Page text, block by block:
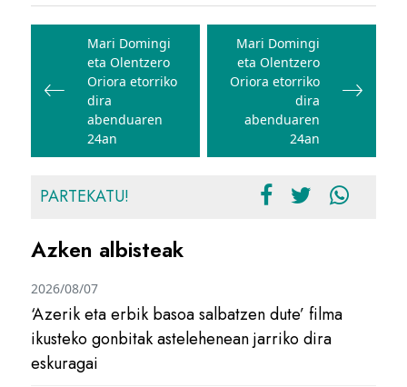
Bidalketetan
zehar
nabigatu
Mari Domingi
eta Olentzero
Oriora etorriko
dira
abenduaren
24an
Mari Domingi
eta Olentzero
Oriora etorriko
dira
abenduaren
24an
PARTEKATU!
Azken albisteak
‘Azerik eta erbik basoa salbatzen dute’ filma
ikusteko gonbitak astelehenean jarriko dira
eskuragai
2026/08/07